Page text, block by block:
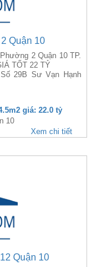
Quận 10
2 Quận 10 TP.
TỐT 22 TỶ
29B Sư Vạn Hạnh
giá: 22.0 tỷ
10
Xem chi tiết
Quận 10